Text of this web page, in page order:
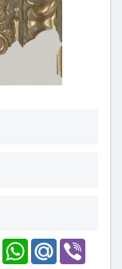
PinterestWhatsAppMail.Ru